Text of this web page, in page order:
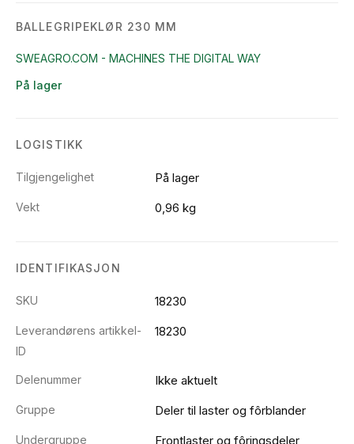
BALLEGRIPEKLØR 230 MM
SWEAGRO.COM - MACHINES THE DIGITAL WAY
På lager
LOGISTIKK
Tilgjengelighet På lager
Vekt 0,96 kg
IDENTIFIKASJON
SKU 18230
Leverandørens artikkel-
ID
18230
Delenummer Ikke aktuelt
Gruppe Deler til laster og fôrblander
Undergruppe Frontlaster og fôringsdeler